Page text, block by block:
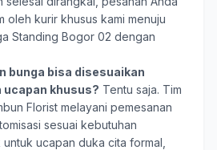
oleh kurir khusus kami menuju
Standing Bogor 02 dengan
bunga bisa disesuaikan
ucapan khusus? Tentu saja. Tim
Florist melayani pemesanan
sesuai kebutuhan
ucapan duka cita formal,